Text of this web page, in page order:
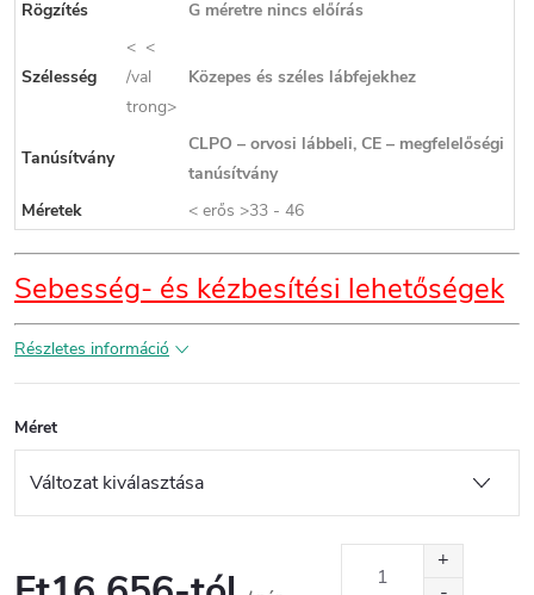
Rögzítés
G méretre nincs előírás
Szélesség
< <
/val
trong>
Közepes és széles lábfejekhez
Tanúsítvány
CLPO – orvosi lábbeli, CE – megfelelőségi
tanúsítvány
Méretek
< erős >33 - 46
Sebesség- és kézbesítési lehetőségek
Részletes információ
Méret